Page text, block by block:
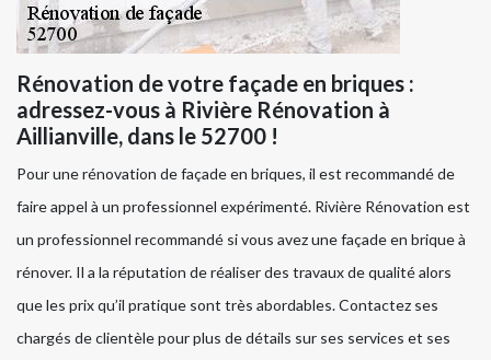
Rénovation de votre façade en briques :
adressez-vous à Rivière Rénovation à
Aillianville, dans le 52700 !
Pour une rénovation de façade en briques, il est recommandé de
faire appel à un professionnel expérimenté. Rivière Rénovation est
un professionnel recommandé si vous avez une façade en brique à
rénover. Il a la réputation de réaliser des travaux de qualité alors
que les prix qu’il pratique sont très abordables. Contactez ses
chargés de clientèle pour plus de détails sur ses services et ses